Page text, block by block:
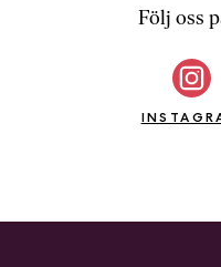
Följ oss